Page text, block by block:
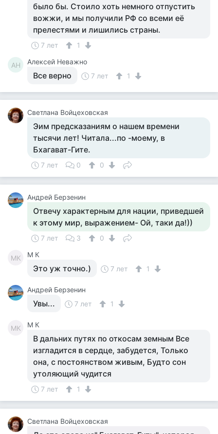
было бы. Стоило хоть немного отпустить
вожжи, и мы получили РФ со всеми её
прелестями и лишились страны.
7 лет 1
АН Алексей Неважно
Все верно 7 лет 1
Светлана Войцеховская
Эим предсказаниям о нашем времени
тысячи лет! Читала...по -моему, в
Бхагават-Гите.
7 лет 0 0
Андрей Берзенин
Отвечу характерным для нации, приведшей
к этому мир, выражением- Ой, таки да!))
7 лет 3 0
MК M К
Это уж точно.) 7 лет 1
Андрей Берзенин
Увы... 7 лет 1
MК M К
В дальних путях по откосам земным Все
изгладится в сердце, забудется, Только
она, с постоянством живым, Будто сон
утоляющий чудится
7 лет 1
Светлана Войцеховская